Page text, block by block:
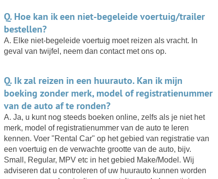
Q. Hoe kan ik een niet-begeleide voertuig/trailer
bestellen?
A. Elke niet-begeleide voertuig moet reizen als vracht. In
geval van twijfel, neem dan contact met ons op.
Q. Ik zal reizen in een huurauto. Kan ik mijn
boeking zonder merk, model of registratienummer
van de auto af te ronden?
A. Ja, u kunt nog steeds boeken online, zelfs als je niet het
merk, model of registratienummer van de auto te leren
kennen. Voer "Rental Car" op het gebied van registratie van
een voertuig en de verwachte grootte van de auto, bijv.
Small, Regular, MPV etc in het gebied Make/Model. Wij
adviseren dat u controleren of uw huurauto kunnen worden